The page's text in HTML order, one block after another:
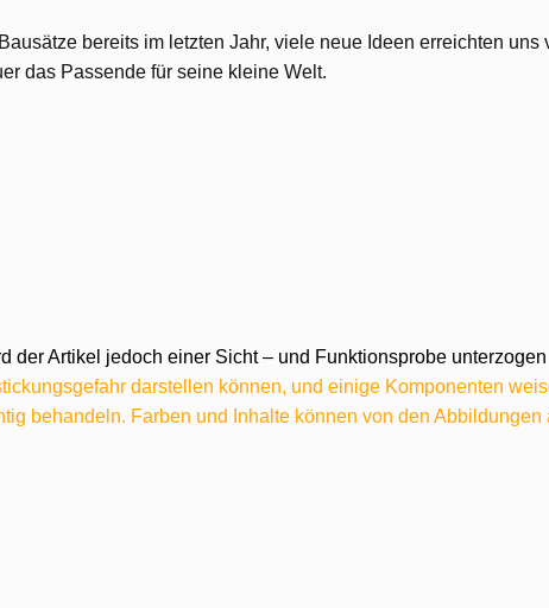
bereits im letzten Jahr, viele neue Ideen erreichten uns
das Passende für seine kleine Welt.
der Artikel jedoch einer Sicht – und Funktionsprobe unterzogen
darstellen können, und einige Komponenten
behandeln. Farben und Inhalte können von den